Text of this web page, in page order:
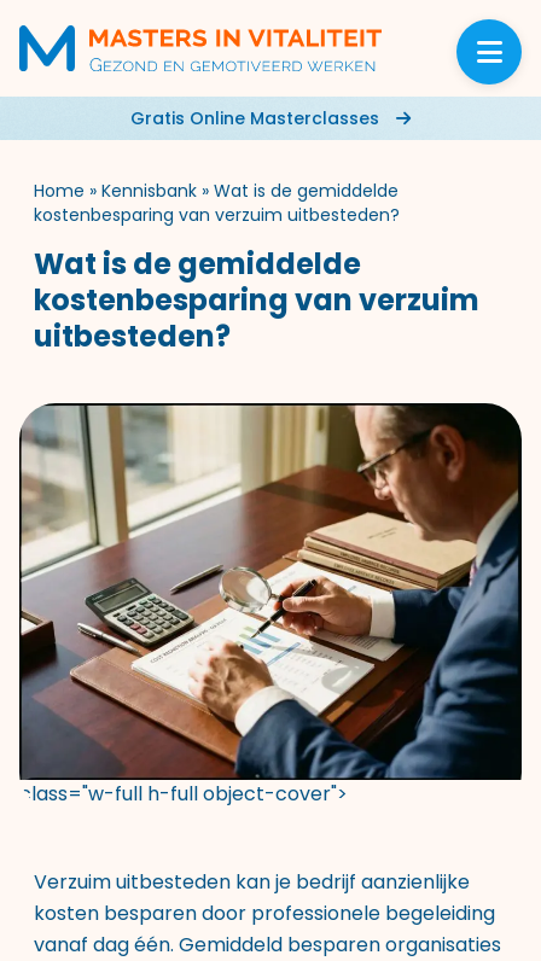
Gratis Online Masterclasses
Home » Kennisbank » Wat is de gemiddelde
kostenbesparing van verzuim uitbesteden?
Wat is de gemiddelde
kostenbesparing van verzuim
uitbesteden?
class="w-full h-full object-cover">
Verzuim uitbesteden kan je bedrijf aanzienlijke
kosten besparen door professionele begeleiding
vanaf dag één. Gemiddeld besparen organisaties